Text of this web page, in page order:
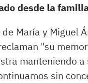
desde la
María y Miguel
"su
manteniendo
sin